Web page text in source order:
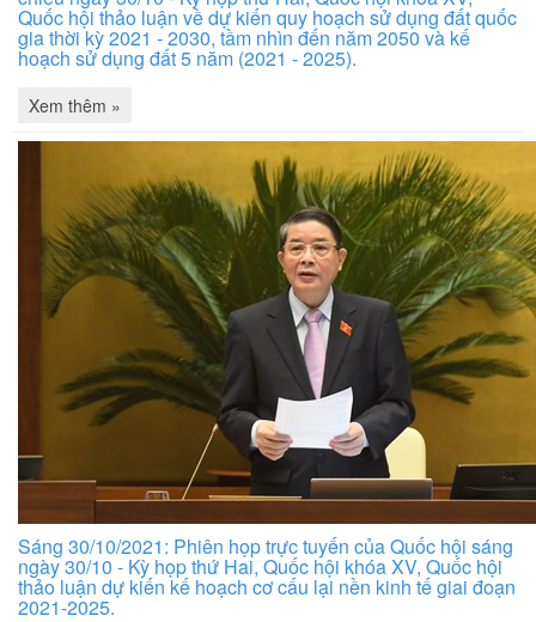
Quốc hội thảo luận về dự kiến quy hoạch sử dụng đất quốc
gia thời kỳ 2021 - 2030, tầm nhìn đến năm 2050 và kế
hoạch sử dụng đất 5 năm (2021 - 2025).
Xem thêm »
Sáng 30/10/2021: Phiên họp trực tuyến của Quốc hội sáng
ngày 30/10 - Kỳ họp thứ Hai, Quốc hội khóa XV, Quốc hội
thảo luận dự kiến kế hoạch cơ cấu lại nền kinh tế giai đoạn
2021-2025.